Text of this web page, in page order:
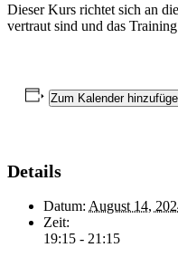
Dieser Kurs richtet sich an
vertraut sind und das
Zum Kalender
Details
Datum: August 14,
Zeit:
19:15 - 21:15